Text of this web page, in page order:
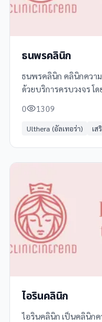
ธนพรคลินิก
ธนพรคลินิก คลินิกควา
ด้วยบริการครบวงจร โ
0 1309
Ulthera (อัลเทอร่า) เส
ไอรินคลินิก​
ไอรินคลินิก เป็นคลินิก